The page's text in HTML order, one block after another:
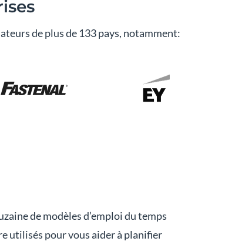
de plus de 133 pays, notamment:
de modèles d’emploi du temps
utilisés pour vous aider à planifier